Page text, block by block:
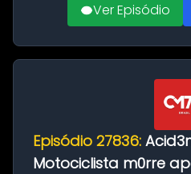
Ver Episódio
Episódio 27836:
Motociclista m0rre